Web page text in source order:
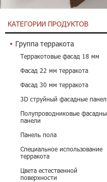
КАТЕГОРИИ ПРОДУКТОВ
Группа терракота
Терракотовые фасад 18 мм
Фасад 22 мм терракота
Фасад 30 мм терракота
3D струйный фасадные
Полупроводниковые
панели
Панель пола
Специальное использование
терракота
Цвета естественной
поверхности